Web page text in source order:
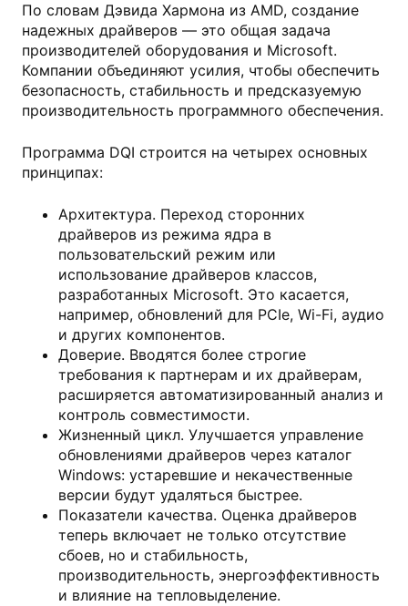
По словам Дэвида Хармона из AMD, создание
надежных драйверов — это общая задача
производителей оборудования и Microsoft.
Компании объединяют усилия, чтобы обеспечить
безопасность, стабильность и предсказуемую
производительность программного обеспечения.
Программа DQI строится на четырех основных
принципах:
Архитектура. Переход сторонних
драйверов из режима ядра в
пользовательский режим или
использование драйверов классов,
разработанных Microsoft. Это касается,
например, обновлений для PCIe, Wi-Fi, аудио
и других компонентов.
Доверие. Вводятся более строгие
требования к партнерам и их драйверам,
расширяется автоматизированный анализ и
контроль совместимости.
Жизненный цикл. Улучшается управление
обновлениями драйверов через каталог
Windows: устаревшие и некачественные
версии будут удаляться быстрее.
Показатели качества. Оценка драйверов
теперь включает не только отсутствие
сбоев, но и стабильность,
производительность, энергоэффективность
и влияние на тепловыделение.